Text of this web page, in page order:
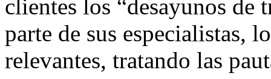
clientes los “desayunos de
parte de sus especialistas,
relevantes, tratando las